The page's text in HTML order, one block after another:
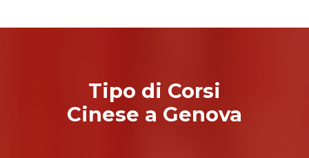
Tipo di Corsi
Cinese a Genova